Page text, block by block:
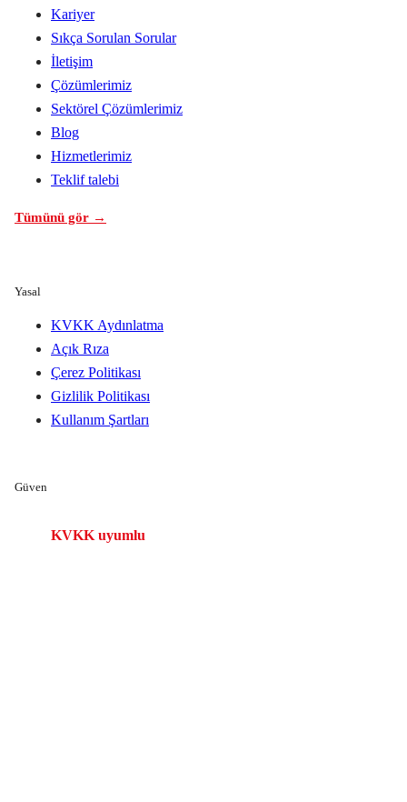
Kariyer
Sıkça Sorulan Sorular
İletişim
Çözümlerimiz
Sektörel Çözümlerimiz
Blog
Hizmetlerimiz
Teklif talebi
Tümünü gör →
Yasal
KVKK Aydınlatma
Açık Rıza
Çerez Politikası
Gizlilik Politikası
Kullanım Şartları
Güven
KVKK uyumlu